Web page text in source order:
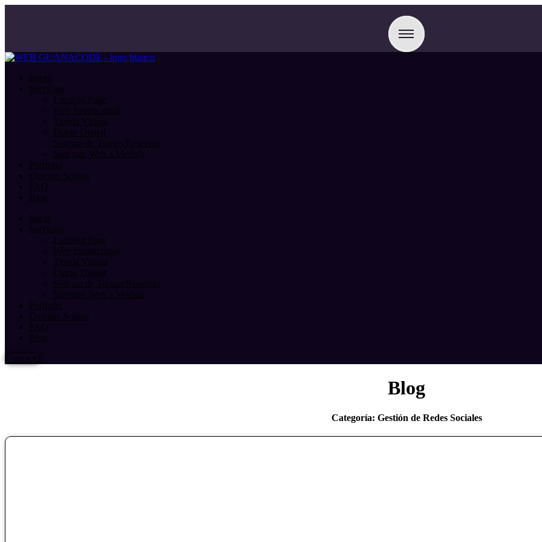
Inicio
Servicios
Landing Page
Web Institucional
Tienda Virtual
Diario Digital
Sistema de Turnos/Reservas
Sistemas Web a Medida
Portfolio
Quienes Somos
FAQ
Blog
Inicio
Servicios
Landing Page
Web Institucional
Tienda Virtual
Diario Digital
Sistema de Turnos/Reservas
Sistemas Web a Medida
Portfolio
Quienes Somos
FAQ
Blog
Contacto
Blog
Categoría: Gestión de Redes Sociales